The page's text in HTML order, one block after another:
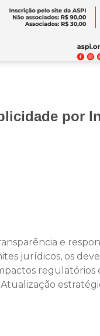
por
e
jurídicos, os